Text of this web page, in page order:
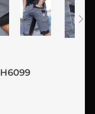
H6099